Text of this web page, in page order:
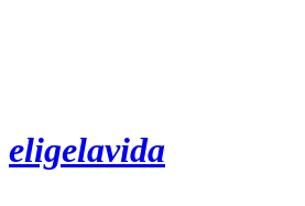
eligelavida